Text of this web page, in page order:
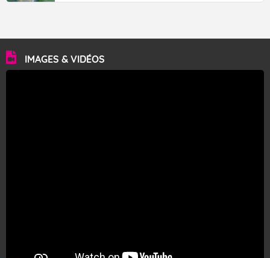
IMAGES & VIDÉOS